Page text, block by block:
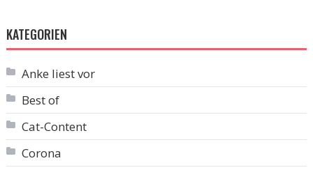
KATEGORIEN
Anke liest vor
Best of
Cat-Content
Corona